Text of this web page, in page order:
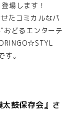
場します！
たコミカルなパ
おどるエンターテ
。
鼓保存会』さ